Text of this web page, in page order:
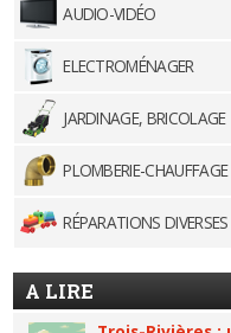
AUDIO-VIDÉO
ELECTROMÉNAGER
JARDINAGE, BRICOLAGE
PLOMBERIE-CHAUFFAGE
RÉPARATIONS DIVERSES
A LIRE